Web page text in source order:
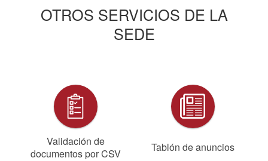
OTROS SERVICIOS DE LA
SEDE
Validación de
documentos por CSV
Tablón de anuncios